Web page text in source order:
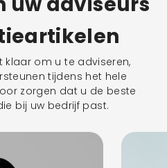
om u te adviseren,
tijdens het hele
zorgen dat u de beste
bij uw bedrijf past.